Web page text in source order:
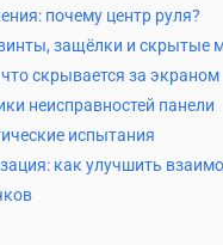
почему центр руля?
защёлки и скрытые
скрывается за экраном
неисправностей панели
испытания
как улучшить